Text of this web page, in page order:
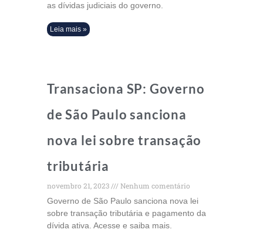
as dívidas judiciais do governo.
Leia mais »
Transaciona SP: Governo
de São Paulo sanciona
nova lei sobre transação
tributária
novembro 21, 2023
Nenhum comentário
Governo de São Paulo sanciona nova lei
sobre transação tributária e pagamento da
dívida ativa. Acesse e saiba mais.